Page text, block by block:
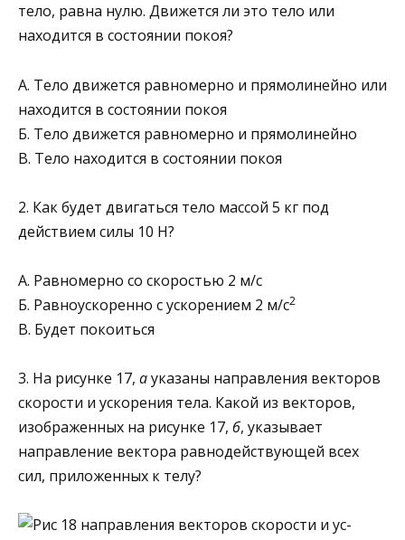
тело, равна нулю. Движется ли это тело или
находится в со­стоянии покоя?
А. Тело движется равномерно и прямолинейно или
находится в состоянии покоя
Б. Тело движется равномерно и прямолинейно
В. Тело находится в состоянии покоя
2. Как будет двигаться тело массой 5 кг под
действием силы 10 Н?
А. Равномерно со скоростью 2 м/с
Б. Равноускоренно с ускорением 2 м/с2
В. Будет покоиться
3. На рисунке 17, ауказаны на­правления векторов
скорости и ус­корения тела. Какой из векторов,
изображенных на рисунке 17, б, указывает
направление вектора равнодействующей всех
сил, приложенных к телу?